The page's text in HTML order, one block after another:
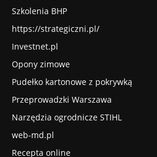
Szkolenia BHP
https://strategiczni.pl/
Investnet.pl
Opony zimowe
Pudełko kartonowe z pokrywką
Przeprowadzki Warszawa
Narzędzia ogrodnicze STIHL
web-md.pl
Recepta online